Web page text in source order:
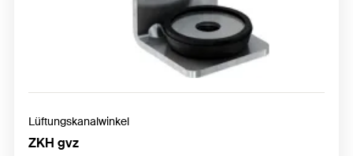
Lüftungskanalwinkel
ZKH gvz